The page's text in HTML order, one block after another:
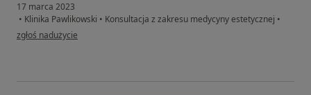
17 marca 2023
• Klinika Pawlikowski • Konsultacja z zakresu medycyny estetycznej •
w opinii użytkownika Kamila B.
zgłoś nadużycie